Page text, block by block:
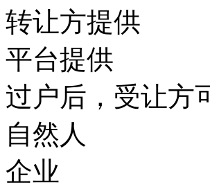
转让方提供
平台提供
过户后，受让方
自然人
企业